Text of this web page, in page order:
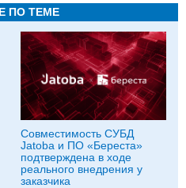
ПО ТЕМЕ
Совместимость СУБД
Jatoba и ПО «Береста»
подтверждена в ходе
реального внедрения у
заказчика